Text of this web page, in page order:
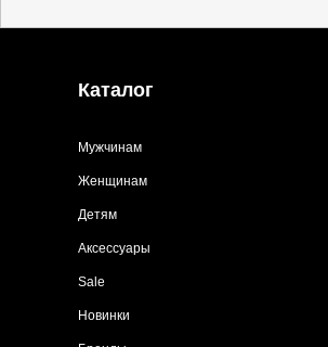
Каталог
Мужчинам
Женщинам
Детям
Аксессуары
Sale
Новинки